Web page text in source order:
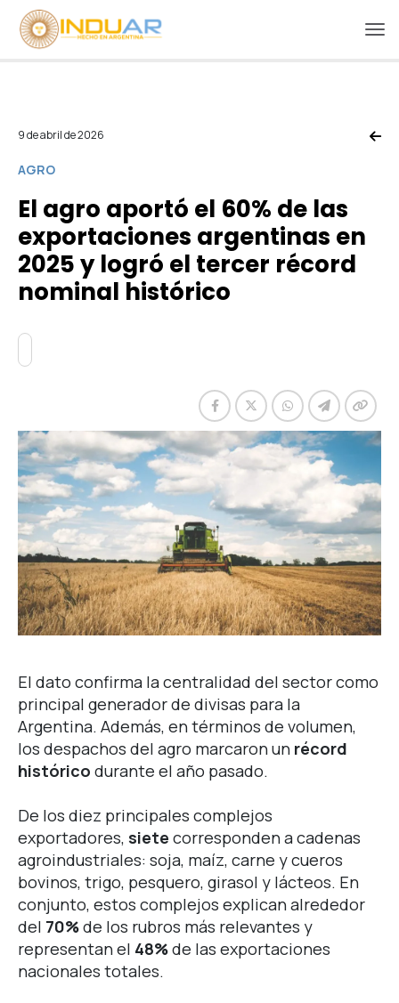
9 de abril de 2026
AGRO
El agro aportó el 60% de las
exportaciones argentinas en
2025 y logró el tercer récord
nominal histórico
El dato confirma la centralidad del sector como
principal generador de divisas para la
Argentina. Además, en términos de volumen,
los despachos del agro marcaron un récord
histórico durante el año pasado.
De los diez principales complejos
exportadores, siete corresponden a cadenas
agroindustriales: soja, maíz, carne y cueros
bovinos, trigo, pesquero, girasol y lácteos. En
conjunto, estos complejos explican alrededor
del 70%de los rubros más relevantes y
representan el 48%de las exportaciones
nacionales totales.